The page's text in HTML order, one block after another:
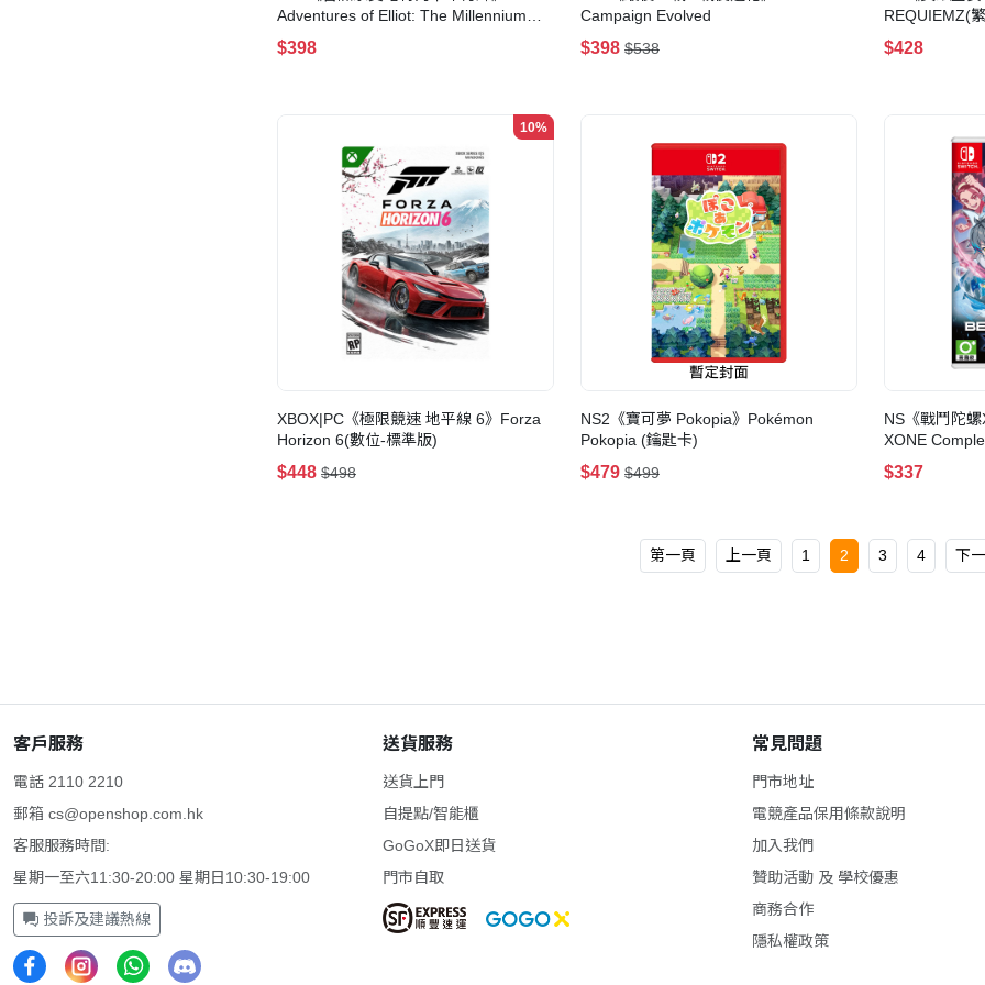
Adventures of Elliot: The Millennium
Tales(鑰匙卡)(普通版)
$398
Campaign Evolved
$398 $538
REQUIEMZ(
$428
10%
XBOX|PC《極限競速 地平線 6》Forza
Horizon 6(數位-標準版)
$448 $498
NS2《寶可夢 Pokopia》Pokémon
Pokopia (鑰匙卡)
$479 $499
NS《戰鬥陀
XONE
$337
第一頁 上一頁 1 2 3 4 下
客戶服務
電話 2110 2210
郵箱 cs@openshop.com.hk
客服服務時間:
星期一至六11:30-20:00 星期日10:30-19:00
投訴及建議熱線
送貨服務
送貨上門
自提點/智能櫃
GoGoX即日送貨
門市自取
常見問題
門市地址
電競產品保用條款說明
加入我們
贊助活動 及 學校優惠
商務合作
隱私權政策